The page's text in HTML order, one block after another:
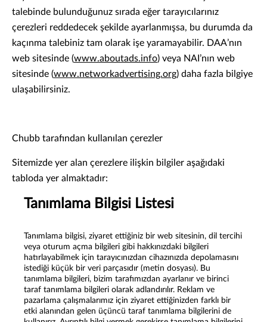
talebinde bulunduğunuz sırada eğer tarayıcılarınız
çerezleri reddedecek şekilde ayarlanmışsa, bu durumda da
kaçınma talebiniz tam olarak işe yaramayabilir. DAA’nın
web sitesinde (www.aboutads.info) veya NAI’nın web
sitesinde (www.networkadvertising.org) daha fazla bilgiye
ulaşabilirsiniz.
Chubb tarafından kullanılan çerezler
Sitemizde yer alan çerezlere ilişkin bilgiler aşağıdaki
tabloda yer almaktadır:
Tanımlama Bilgisi Listesi
Tanımlama bilgisi, ziyaret ettiğiniz bir web sitesinin, dil tercihi
veya oturum açma bilgileri gibi hakkınızdaki bilgileri
hatırlayabilmek için tarayıcınızdan cihazınızda depolamasını
istediği küçük bir veri parçasıdır (metin dosyası). Bu
tanımlama bilgileri, bizim tarafımızdan ayarlanır ve birinci
taraf tanımlama bilgileri olarak adlandırılır. Reklam ve
pazarlama çalışmalarımız için ziyaret ettiğinizden farklı bir
etki alanından gelen üçüncü taraf tanımlama bilgilerini de